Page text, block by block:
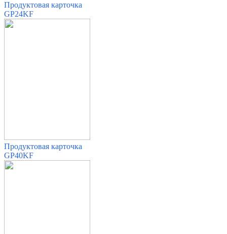
Продуктовая карточка
GP24KF
Продуктовая карточка
GP40KF